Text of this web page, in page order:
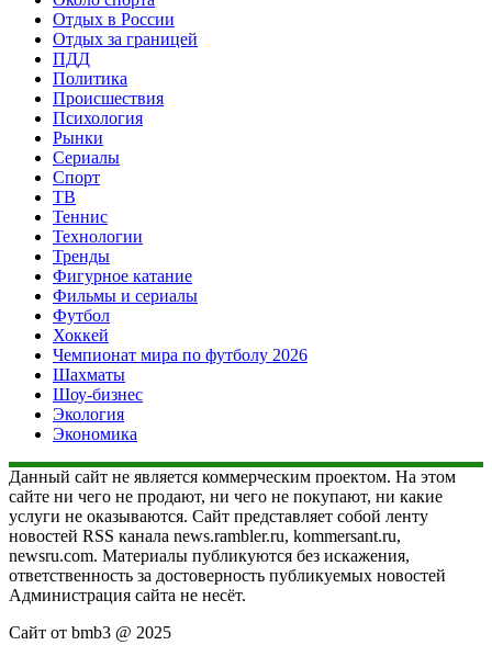
Отдых в России
Отдых за границей
ПДД
Политика
Происшествия
Психология
Рынки
Сериалы
Спорт
ТВ
Теннис
Технологии
Тренды
Фигурное катание
Фильмы и сериалы
Футбол
Хоккей
Чемпионат мира по футболу 2026
Шахматы
Шоу-бизнес
Экология
Экономика
Данный сайт не является коммерческим проектом. На этом
сайте ни чего не продают, ни чего не покупают, ни какие
услуги не оказываются. Сайт представляет собой ленту
новостей RSS канала news.rambler.ru, kommersant.ru,
newsru.com. Материалы публикуются без искажения,
ответственность за достоверность публикуемых новостей
Администрация сайта не несёт.
Сайт от bmb3 @ 2025